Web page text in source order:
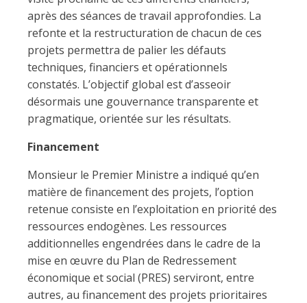
après des séances de travail approfondies. La
refonte et la restructuration de chacun de ces
projets permettra de palier les défauts
techniques, financiers et opérationnels
constatés. L’objectif global est d’asseoir
désormais une gouvernance transparente et
pragmatique, orientée sur les résultats.
Financement
Monsieur le Premier Ministre a indiqué qu’en
matière de financement des projets, l’option
retenue consiste en l’exploitation en priorité des
ressources endogènes. Les ressources
additionnelles engendrées dans le cadre de la
mise en œuvre du Plan de Redressement
économique et social (PRES) serviront, entre
autres, au financement des projets prioritaires